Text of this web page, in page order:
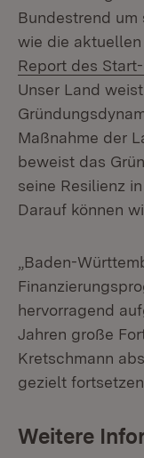
Bundestrend um
wie die
Report des
Unser Land
Maßnahme der
beweist das
seine Resilienz
Darauf können
„Baden-
hervorragend
Jahren große
Kretschmann
gezielt
Weitere